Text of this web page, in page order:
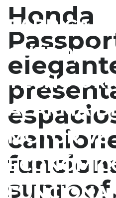
FABRICA,
CUERO,
TECHO
ALARMA
MOTOR V6
Honda